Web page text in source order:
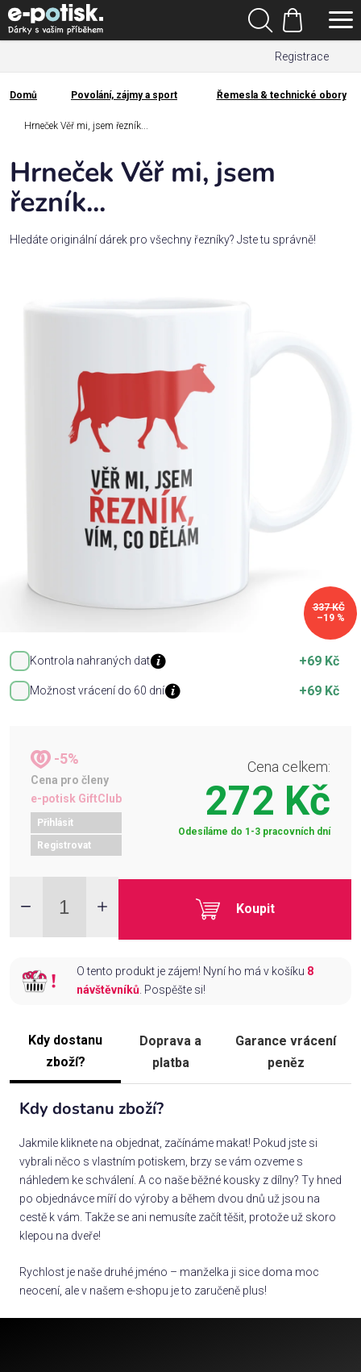
Přejít
na
obsah
Registrace
Hledat
Nákupní
košík
Kategorie
Dárek
pro
Rodina
Domácnost
Přihlášení
Domů
Domů Povolání, zájmy a sport Řemesla & technické obory
Hrneček Věř mi, jsem řezník...
Kontrola nahraných dat +69 Kč
Možnost vrácení do 60 dní +69 Kč
-5%
Cena pro členy
e-potisk GiftClub
Přihlásit
Registrovat
Cena celkem:
272 Kč
Odesíláme do 1-3 pracovních dní
Koupit
O tento produkt je zájem! Nyní ho má v košíku 8
návštěvníků. Pospěšte si!
Kdy dostanu
zboží?
Doprava a
platba
Garance vrácení
peněz
Kdy dostanu zboží?
Jakmile kliknete na objednat, začínáme makat! Pokud jste si
vybrali něco s vlastním potiskem, brzy se vám ozveme s
náhledem ke schválení. A co naše běžné kousky z dílny? Ty hned
po objednávce míří do výroby a během dvou dnů už jsou na
cestě k vám. Takže se ani nemusíte začít těšit, protože už skoro
klepou na dveře!
Rychlost je naše druhé jméno – manželka ji sice doma moc
neocení, ale v našem e-shopu je to zaručeně plus!
Hrneček Věř mi, jsem
řezník...
Hledáte originální dárek pro všechny řezníky? Jste tu správně!
337 KČ
–19 %